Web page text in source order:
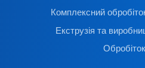
Комплексний
Екструзія та